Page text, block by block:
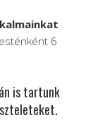
6
is tartunk